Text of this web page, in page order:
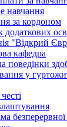
навчання
за кордоном
додаткових
"Відкрий
кафедра
поведінки
у
безперервної